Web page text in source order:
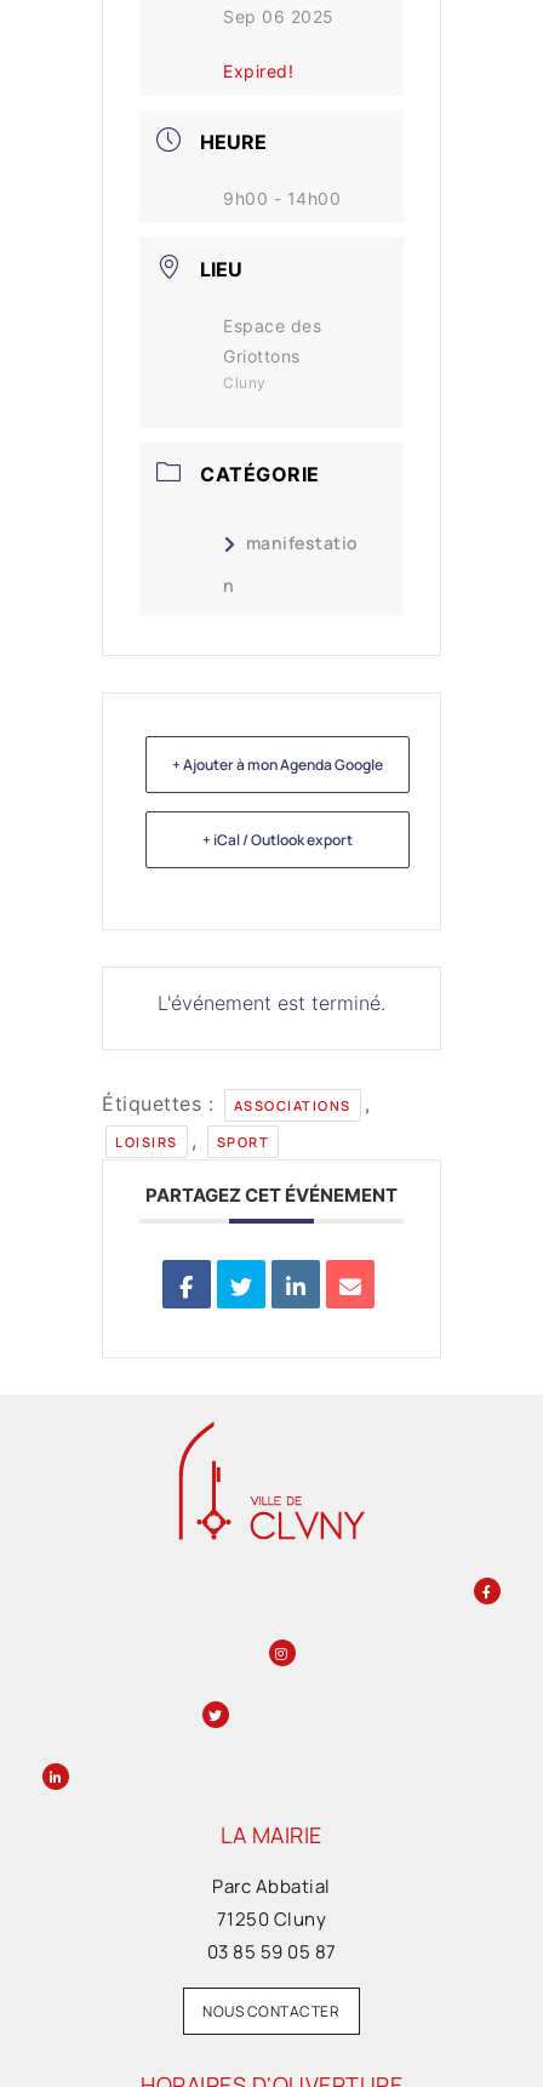
Sep 06 2025
Expired!
HEURE
9h00 - 14h00
LIEU
Espace des
Griottons
Cluny
CATÉGORIE
manifestatio
n
+ Ajouter à mon Agenda Google
+ iCal / Outlook export
L'événement est terminé.
Étiquettes : ASSOCIATIONS ,
LOISIRS , SPORT
PARTAGEZ CET ÉVÉNEMENT
LA MAIRIE
Parc Abbatial
71250 Cluny
03 85 59 05 87
NOUS CONTACTER